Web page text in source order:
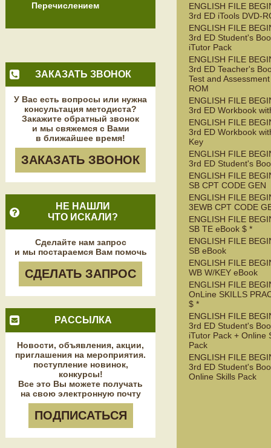
Перечислением
ЗАКАЗАТЬ ЗВОНОК
У Вас есть вопросы или нужна
консультация методиста?
Закажите обратный звонок
и мы свяжемся с Вами
в ближайшее время!
ЗАКАЗАТЬ ЗВОНОК
НЕ НАШЛИ
ЧТО ИСКАЛИ?
Сделайте нам запрос
и мы постараемся Вам помочь
СДЕЛАТЬ ЗАПРОС
РАССЫЛКА
Новости, объявления, акции,
приглашения на мероприятия.
поступление новинок,
конкурсы!
Все это Вы можете получать
на свою электронную почту
ПОДПИСАТЬСЯ
ENGLISH FILE
3rd ED iTools DVD-
ENGLISH FILE
3rd ED Student's
iTutor Pack
ENGLISH FILE
3rd ED Teacher's
Test and
ROM
ENGLISH FILE
3rd ED Workbook
ENGLISH FILE
3rd ED Workbook
Key
ENGLISH FILE
3rd ED Student's
ENGLISH FILE
SB CPT CODE GEN
ENGLISH FILE
3EWB CPT CODE
ENGLISH FILE
SB TE eBook $ *
ENGLISH FILE
SB eBook
ENGLISH FILE
WB W/KEY eBook
ENGLISH FILE
OnLine SKILLS
$ *
ENGLISH FILE
3rd ED Student's
iTutor Pack + Online
Pack
ENGLISH FILE
3rd ED Student's
Online Skills Pack